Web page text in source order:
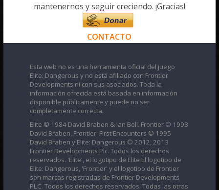
mantenernos y seguir creciendo. ¡Gracias!
CONTACTO
Esta web no es una herramienta oficial del juego
Elite: Dangerous y no está afiliado con Frontier
Developments ni con sus asociados. Toda la
información ofrecida está basada en información
disponible públicamente y puede no ser
completamente correcta.
Elite © 1984 David Braben & Ian Bell. Frontier © 1993
David Braben, Frontier: First Encounters © 1995
David Braben y Elite: Dangerous © 2012, 2013
Frontier Developments Plc. Todos los derechos
reservados. 'Elite', el logotipo de Elite El logotipo de
Elite: Dangerous, 'Frontier' y el logotipo de Frontier
son marcas registradas de Frontier Developments
PLC. Todos los derechos reservados. Todas las otras